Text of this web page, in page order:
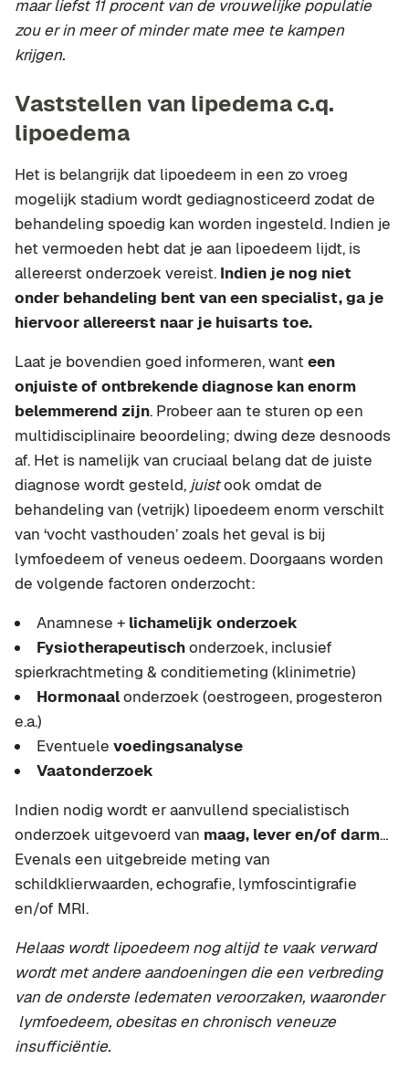
maar liefst 11 procent van de vrouwelijke populatie
zou er in meer of minder mate mee te kampen
krijgen.
Vaststellen van lipedema c.q.
lipoedema
Het is belangrijk dat lipoedeem in een zo vroeg
mogelijk stadium wordt gediagnosticeerd zodat de
behandeling spoedig kan worden ingesteld. Indien je
het vermoeden hebt dat je aan lipoedeem lijdt, is
allereerst onderzoek vereist. Indien je nog niet
onder behandeling bent van een specialist, ga je
hiervoor allereerst naar je huisarts toe.
Laat je bovendien goed informeren, want een
onjuiste of ontbrekende diagnose kan enorm
belemmerend zijn. Probeer aan te sturen op een
multidisciplinaire beoordeling; dwing deze desnoods
af. Het is namelijk van cruciaal belang dat de juiste
diagnose wordt gesteld, juistook omdat de
behandeling van (vetrijk) lipoedeem enorm verschilt
van ‘vocht vasthouden’ zoals het geval is bij
lymfoedeem of veneus oedeem. Doorgaans worden
de volgende factoren onderzocht:
Anamnese + lichamelijk onderzoek
Fysiotherapeutischonderzoek, inclusief
spierkrachtmeting & conditiemeting (klinimetrie)
Hormonaalonderzoek (oestrogeen, progesteron
e.a.)
Eventuele voedingsanalyse
Vaatonderzoek
Indien nodig wordt er aanvullend specialistisch
onderzoek uitgevoerd van maag, lever en/of darm…
Evenals een uitgebreide meting van
schildklierwaarden, echografie, lymfoscintigrafie
en/of MRI.
Helaas wordt lipoedeem nog altijd te vaak verward
wordt met andere aandoeningen die een verbreding
van de onderste ledematen veroorzaken, waaronder
lymfoedeem, obesitas en chronisch veneuze
insufficiëntie.